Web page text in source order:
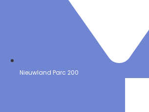
Nieuwland Parc 200